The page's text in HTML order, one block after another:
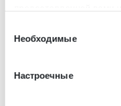
вами их сервисов.
согласия
Необходимые
Настроечные
HWG
HWG преобразует